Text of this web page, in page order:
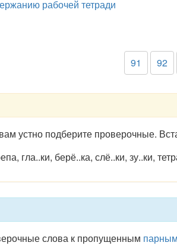
рабочей тетради
91 92
устно подберите проверочные.
гла..ки, берё..ка, слё..ки, зу..ки,
слова к пропущенным